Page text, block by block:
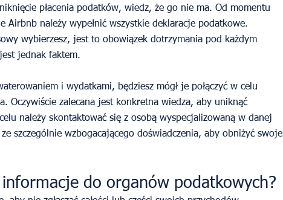
płacenia podatków, wiedz, że go nie ma. Od momentu
Airbnb należy wypełnić wszystkie deklaracje podatkowe.
wybierzesz, jest to obowiązek dotrzymania pod każdym
jednak faktem.
i wydatkami, będziesz mógł je połączyć w celu
Oczywiście zalecana jest konkretna wiedza, aby uniknąć
należy skontaktować się z osobą wyspecjalizowaną w danej
szczególnie wzbogacającego doświadczenia, aby obniżyć swoje
do organów podatkowych?